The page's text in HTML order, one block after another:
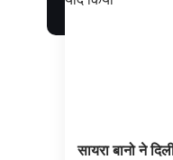
सायरा बानो ने